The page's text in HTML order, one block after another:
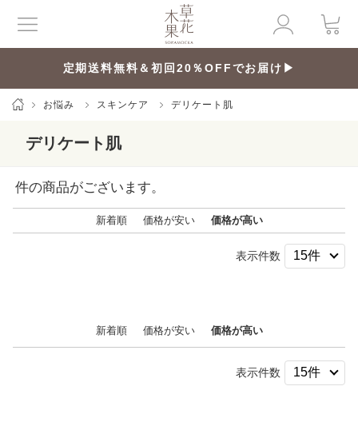
定期送料無料＆初回20％OFFでお届け▶
お悩み スキンケア デリケート肌
デリケート肌
件の商品がございます。
新着順 価格が安い 価格が高い
表示件数
新着順 価格が安い 価格が高い
表示件数